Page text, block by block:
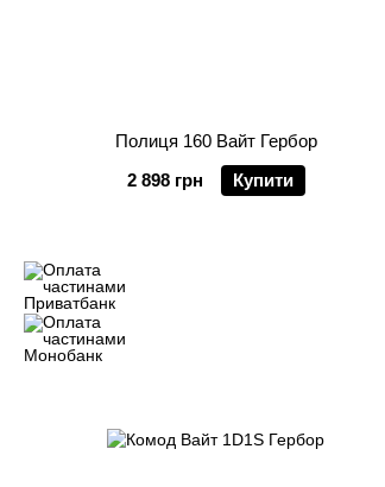
Полиця 160 Вайт Гербор
2 898 грн
Купити